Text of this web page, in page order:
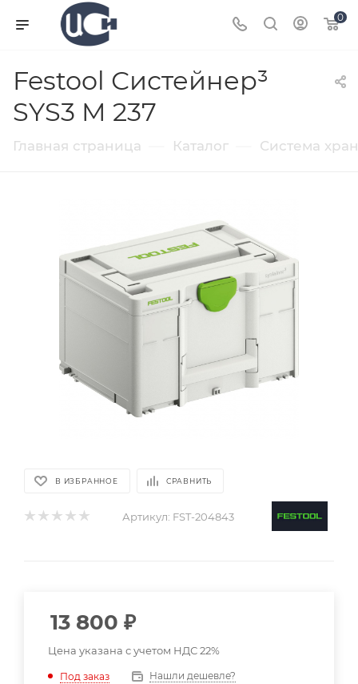
0
Festool Систейнер³
SYS3 M 237
Главная страница Каталог Система
В ИЗБРАННОЕ СРАВНИТЬ
Артикул: FST-204843
13 800 ₽
Цена указана с учетом НДС 22%
Под заказ Нашли дешевле?